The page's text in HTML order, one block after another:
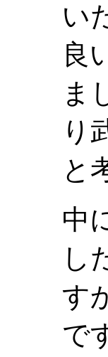
い
良
ま
り
と
中
し
す
で